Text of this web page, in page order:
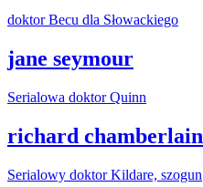
doktorBecu dla Słowackiego
jane seymour
Serialowa doktorQuinn
richard chamberlain
Serialowy doktorKildare, szogun